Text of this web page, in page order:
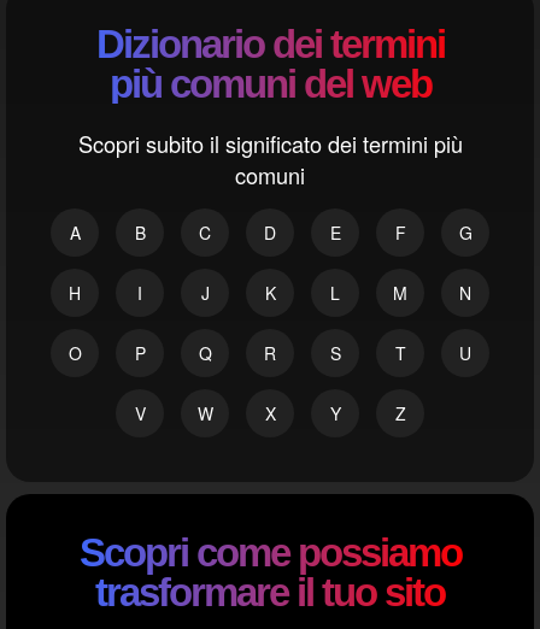
Dizionario dei termini
più comuni del web
Scopri subito il significato dei termini più
comuni
A B C D E F G
H I J K L M N
O P Q R S T U
V W X Y Z
Scopri come possiamo
trasformare il tuo sito